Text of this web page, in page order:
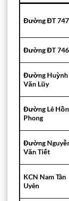
Đường ĐT 747
Đường ĐT 746
Đường Huỳnh
Văn Lũy
Đường Lê
Phong
Đường
Văn Tiết
KCN Nam Tân
Uyên